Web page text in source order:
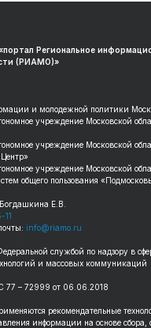
Региональное
(РИАМО)»
и молодежной политики
учреждение Московской
учреждение Московской
учреждение Московской
общего пользования
Е.В.
11
info@riamo.ru
службой по надзору в
и массовых коммуникаций
– 72999 от 06.06.2018
рекомендательные
информации на основе